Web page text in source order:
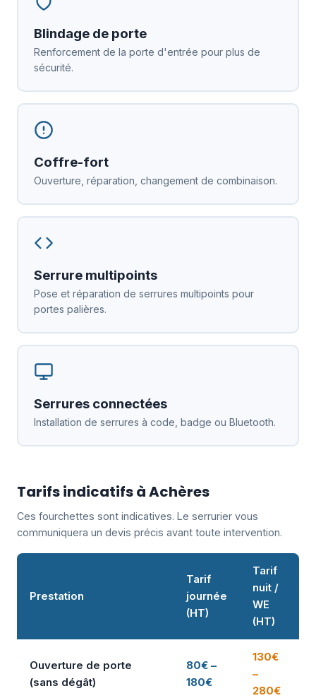
Blindage de porte
Renforcement de la porte d'entrée pour plus de
sécurité.
Coffre-fort
Ouverture, réparation, changement de combinaison.
Serrure multipoints
Pose et réparation de serrures multipoints pour
portes palières.
Serrures connectées
Installation de serrures à code, badge ou Bluetooth.
Tarifs indicatifs à Achères
Ces fourchettes sont indicatives. Le serrurier vous
communiquera un devis précis avant toute intervention.
Prestation
Tarif
journée
(HT)
Tarif
nuit /
WE
(HT)
Ouverture de porte
(sans dégât)
80€ –
180€
130€
–
280€